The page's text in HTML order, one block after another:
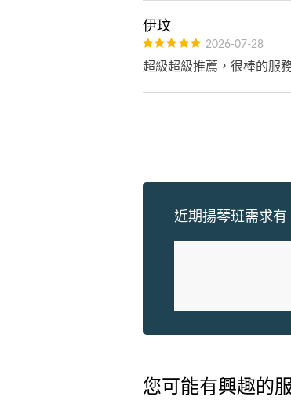
伊玟
2026-07-28
超級超級推薦，很棒的服
近期揚琴班需求有
您可能有興趣的